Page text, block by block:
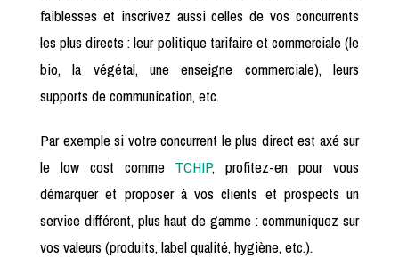
faiblesses et inscrivez aussi celles de vos concurrents
les plus directs : leur politique tarifaire et commerciale (le
bio, la végétal, une enseigne commerciale), leurs
supports de communication, etc.
Par exemple si votre concurrent le plus direct est axé sur
le low cost comme TCHIP, profitez-en pour vous
démarquer et proposer à vos clients et prospects un
service différent, plus haut de gamme : communiquez sur
vos valeurs (produits, label qualité, hygiène, etc.).